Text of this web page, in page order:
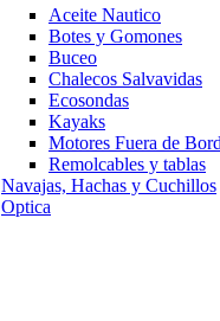
Aceite Nautico
Botes y Gomones
Buceo
Chalecos Salvavidas
Ecosondas
Kayaks
Motores Fuera de
Remolcables y tablas
Navajas, Hachas y Cuchillos
Optica